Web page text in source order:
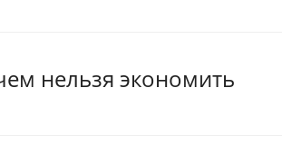
нельзя экономить